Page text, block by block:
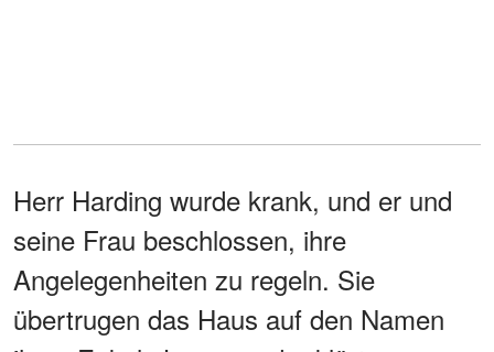
Herr Harding wurde krank, und er und
seine Frau beschlossen, ihre
Angelegenheiten zu regeln. Sie
übertrugen das Haus auf den Namen